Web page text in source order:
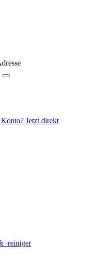
Jetzt direkt
-reiniger